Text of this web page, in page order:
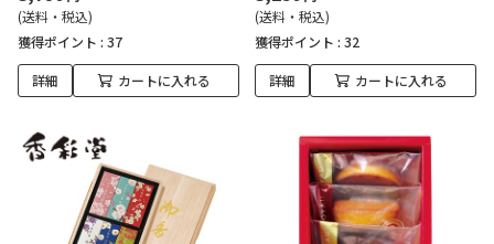
(送料・税込)
獲得ポイント : 37
詳細 カートに入れる
(送料・税込)
獲得ポイント : 32
詳細 カートに入れる